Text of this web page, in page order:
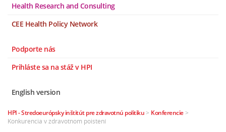
Health Research and Consulting
CEE Health Policy Network
Podporte nás
Prihláste sa na stáž v HPI
English version
HPI - Stredoeurópsky inštitút pre zdravotnú politiku > Konferencie>
Konkurencia v zdravotnom poistení